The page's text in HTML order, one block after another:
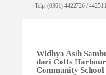
Telp: (0361) 4422726 /
Widhya Asih
dari Coffs
Community School